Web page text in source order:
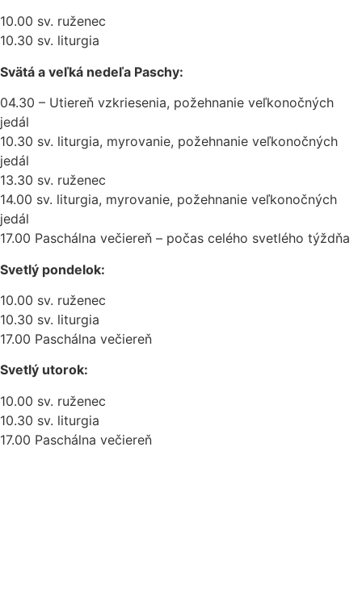
10.00 sv. ruženec
10.30 sv. liturgia
Svätá a veľká nedeľa Paschy:
04.30 – Utiereň vzkriesenia, požehnanie veľkonočných
jedál
10.30 sv. liturgia, myrovanie, požehnanie veľkonočných
jedál
13.30 sv. ruženec
14.00 sv. liturgia, myrovanie, požehnanie veľkonočných
jedál
17.00 Paschálna večiereň – počas celého svetlého týždňa
Svetlý pondelok:
10.00 sv. ruženec
10.30 sv. liturgia
17.00 Paschálna večiereň
Svetlý utorok:
10.00 sv. ruženec
10.30 sv. liturgia
17.00 Paschálna večiereň